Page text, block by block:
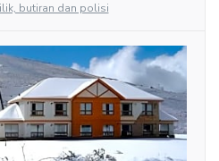
butiran dan polisi